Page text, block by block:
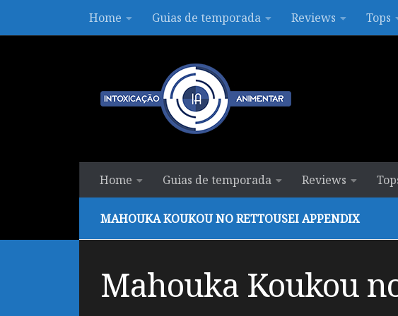
Skip to contentHome Guias de temporada Reviews Tops
Home Guias de temporada Reviews
MAHOUKA KOUKOU NO RETTOUSEI APPENDIX
Mahouka Koukou